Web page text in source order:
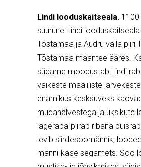
Lindi looduskaitseala. 1100
suurune Lindi
Tõstamaa ja Audru valla piiril
Tõstamaa maantee ääres.
südame moodustab Lindi
väikeste maaliliste
enamikus kesksuveks
mudahälvestega ja üksikute
lageraba piirab ribana
levib siirdesoomännik,
männi-kase segamets. Soo